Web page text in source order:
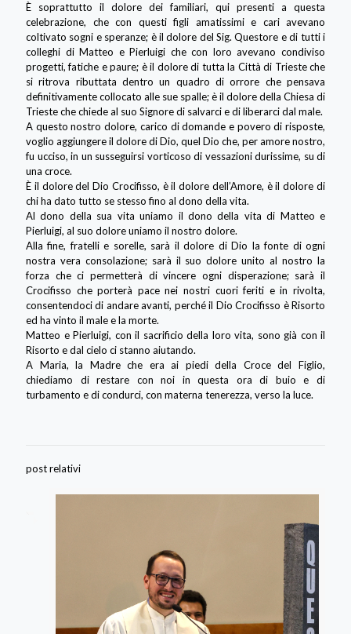
È soprattutto il dolore dei familiari, qui presenti a questa
celebrazione, che con questi figli amatissimi e cari avevano
coltivato sogni e speranze; è il dolore del Sig. Questore e di tutti i
colleghi di Matteo e Pierluigi che con loro avevano condiviso
progetti, fatiche e paure; è il dolore di tutta la Città di Trieste che
si ritrova ributtata dentro un quadro di orrore che pensava
definitivamente collocato alle sue spalle; è il dolore della Chiesa di
Trieste che chiede al suo Signore di salvarci e di liberarci dal male.
A questo nostro dolore, carico di domande e povero di risposte,
voglio aggiungere il dolore di Dio, quel Dio che, per amore nostro,
fu ucciso, in un susseguirsi vorticoso di vessazioni durissime, su di
una croce.
È il dolore del Dio Crocifisso, è il dolore dell’Amore, è il dolore di
chi ha dato tutto se stesso fino al dono della vita.
Al dono della sua vita uniamo il dono della vita di Matteo e
Pierluigi, al suo dolore uniamo il nostro dolore.
Alla fine, fratelli e sorelle, sarà il dolore di Dio la fonte di ogni
nostra vera consolazione; sarà il suo dolore unito al nostro la
forza che ci permetterà di vincere ogni disperazione; sarà il
Crocifisso che porterà pace nei nostri cuori feriti e in rivolta,
consentendoci di andare avanti, perché il Dio Crocifisso è Risorto
ed ha vinto il male e la morte.
Matteo e Pierluigi, con il sacrificio della loro vita, sono già con il
Risorto e dal cielo ci stanno aiutando.
A Maria, la Madre che era ai piedi della Croce del Figlio,
chiediamo di restare con noi in questa ora di buio e di
turbamento e di condurci, con materna tenerezza, verso la luce.
post relativi